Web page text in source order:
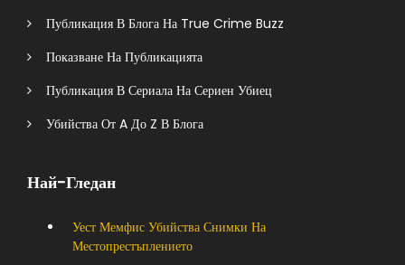
Публикация В Блога На True Crime Buzz
Показване На Публикацията
Публикация В Сериала На Сериен Убиец
Убийства От A До Z В Блога
Най-Гледан
Уест Мемфис Убийства Снимки На
Местопрестъплението